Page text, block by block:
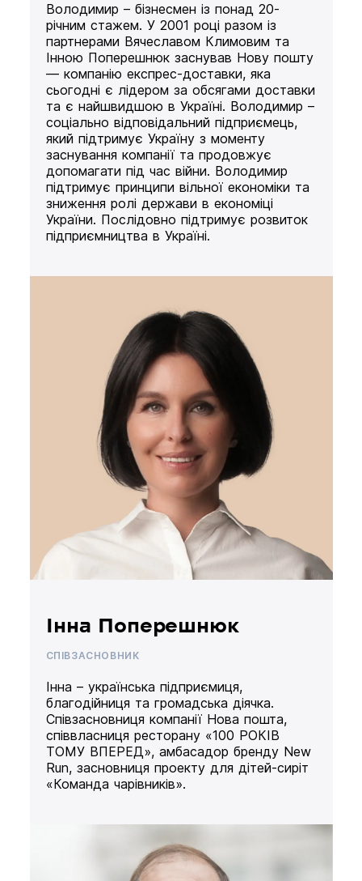
Володимир – бізнесмен із понад 20-
річним стажем. У 2001 році разом із
партнерами Вячеславом Климовим та
Інною Поперешнюк заснував Нову пошту
— компанію експрес-доставки, яка
сьогодні є лідером за обсягами доставки
та є найшвидшою в Україні. Володимир –
соціально відповідальний підприємець,
який підтримує Україну з моменту
заснування компанії та продовжує
допомагати під час війни. Володимир
підтримує принципи вільної економіки та
зниження ролі держави в економіці
України. Послідовно підтримує розвиток
підприємництва в Україні.
Інна Поперешнюк
СПІВЗАСНОВНИК
Інна – українська підприємиця,
благодійниця та громадська діячка.
Співзасновниця компанії Нова пошта,
співвласниця ресторану «100 РОКІВ
ТОМУ ВПЕРЕД», амбасадор бренду New
Run, засновниця проекту для дітей-сиріт
«Команда чарівників».